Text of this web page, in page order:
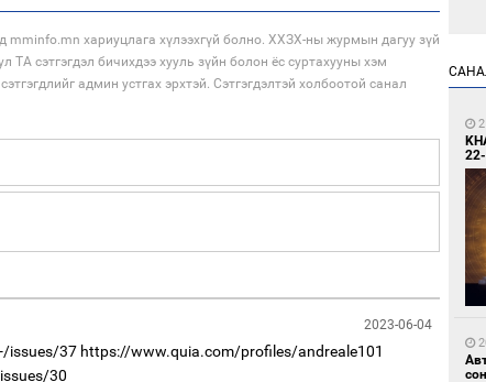
mminfo.mn хариуцлага хүлээхгүй болно. ХХЗХ-ны журмын дагуу зүй
ТА сэтгэгдэл бичихдээ хууль зүйн болон ёс суртахууны хэм
админ устгах эрхтэй. Сэтгэгдэлтэй холбоотой санал
2023-06-04
issues/37 https://www.quia.com/profiles/andreale101
30